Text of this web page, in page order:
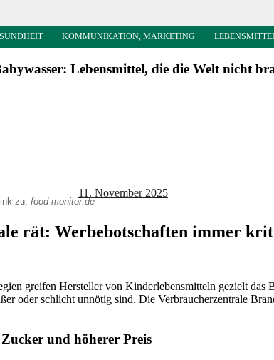
KOMMUNIKATION, MARKETING
Lebensmittel, die die Welt nicht
11. November 2025
zu: food-monitor.de
rät: Werbebotschaften immer
greifen Hersteller von Kinderlebensmitteln gezielt
oder schlicht unnötig sind. Die Verbraucherzentrale
und höherer Preis